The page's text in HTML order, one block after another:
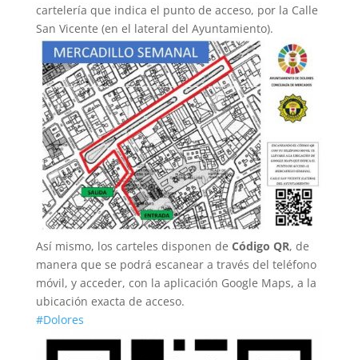
cartelería que indica el punto de acceso, por la Calle
San Vicente (en el lateral del Ayuntamiento).
Así mismo, los carteles disponen de Código QR, de
manera que se podrá escanear a través del teléfono
móvil, y acceder, con la aplicación Google Maps, a la
ubicación exacta de acceso.
#Dolores